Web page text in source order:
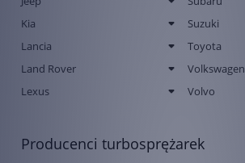
Kia
Lancia
Land Rover
Lexus
Suzuki
Toyota
Volkswagen
Volvo
Producenci turbosprężarek